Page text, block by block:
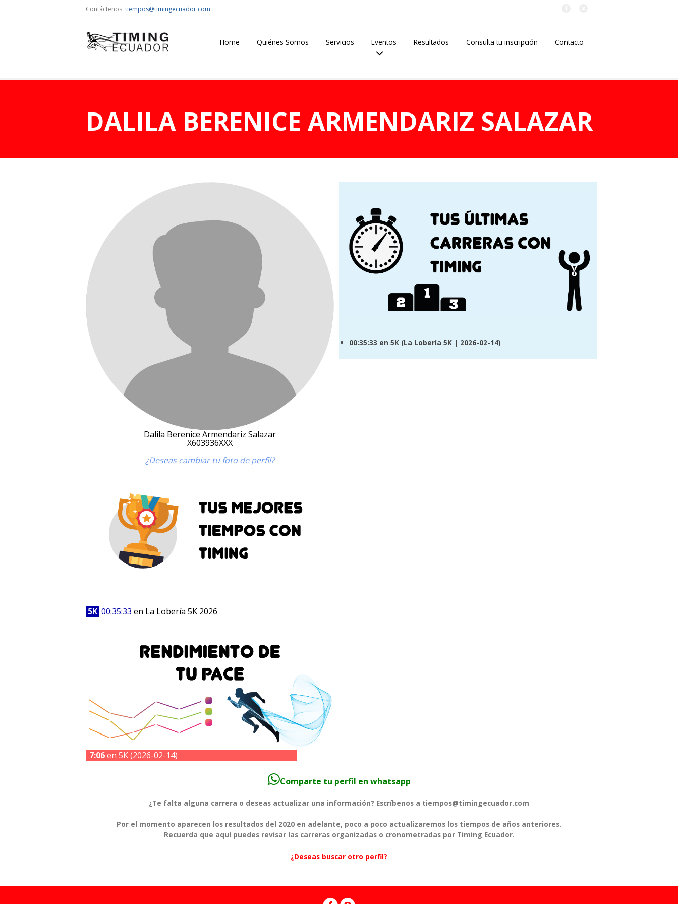
Contáctenos: tiempos@timingecuador.com
Home Quiénes Somos Servicios Eventos Resultados Consulta tu inscripción Contacto
DALILA BERENICE ARMENDARIZ SALAZAR
Dalila Berenice Armendariz Salazar
X603936XXX
¿Deseas cambiar tu foto de perfil?
5K 00:35:33 en La Lobería 5K 2026
7:06en 5K (2026-02-14)
00:35:33 en 5K (La Lobería 5K | 2026-02-14)
Comparte tu perfil en whatsapp
¿Te falta alguna carrera o deseas actualizar una información? Escríbenos a tiempos@timingecuador.com
Por el momento aparecen los resultados del 2020 en adelante, poco a poco actualizaremos los tiempos de años anteriores.
Recuerda que aquí puedes revisar las carreras organizadas o cronometradas por Timing Ecuador.
¿Deseas buscar otro perfil?